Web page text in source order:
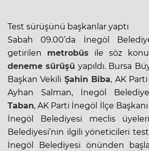
Test sürüşünü başkanlar yaptı
Sabah 09.00’da İnegöl
getirilen metrobüs ile söz
deneme sürüşü yapıldı. Bursa
Başkan Vekili Şahin Biba, AK
Ayhan Salman, İnegöl
Taban, AK Parti İnegöl İlçe
İnegöl Belediyesi meclis
Belediyesi’nin ilgili yöneticileri
İnegöl Belediyesi önünden